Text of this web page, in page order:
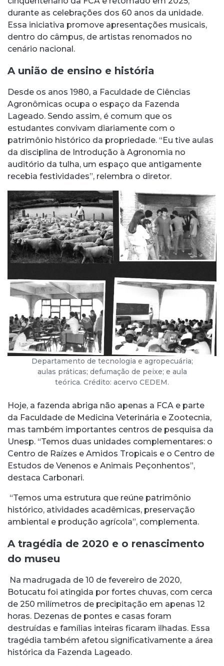
durante as celebrações dos 60 anos da unidade.
Essa iniciativa promove apresentações musicais,
dentro do câmpus, de artistas renomados no
cenário nacional.
A união de ensino e história
Desde os anos 1980, a Faculdade de Ciências
Agronômicas ocupa o espaço da Fazenda
Lageado. Sendo assim, é comum que os
estudantes convivam diariamente com o
patrimônio histórico da propriedade. “Eu tive aulas
da disciplina de Introdução à Agronomia no
auditório da tulha, um espaço que antigamente
recebia festividades”, relembra o diretor.
Departamento de tecnologia e agropecuária;
aulas práticas; defumação de peixe; e aula
teórica. Crédito: acervo CEDEM.
Hoje, a fazenda abriga não apenas a FCA e parte
da Faculdade de Medicina Veterinária e Zootecnia,
mas também importantes centros de pesquisa da
Unesp. “Temos duas unidades complementares: o
Centro de Raízes e Amidos Tropicais e o Centro de
Estudos de Venenos e Animais Peçonhentos”,
destaca Carbonari.
“Temos uma estrutura que reúne patrimônio
histórico, atividades acadêmicas, preservação
ambiental e produção agrícola”, complementa.
A tragédia de 2020 e o renascimento
do museu
Na madrugada de 10 de fevereiro de 2020,
Botucatu foi atingida por fortes chuvas, com cerca
de 250 milímetros de precipitação em apenas 12
horas. Dezenas de pontes e casas foram
destruídas e famílias inteiras ficaram ilhadas. Essa
tragédia também afetou significativamente a área
histórica da Fazenda Lageado.